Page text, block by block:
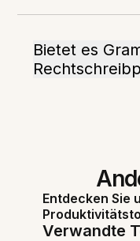
Bietet es
Entdecken Sie
Verwandte